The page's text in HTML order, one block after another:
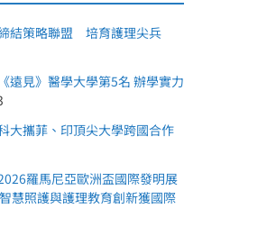
結策略聯盟 培育護理尖兵
遠見》醫學大學第5名 辦學實力
攜菲、印頂尖大學跨國合作
羅馬尼亞歐洲盃國際發明展
慧照護與護理教育創新獲國際